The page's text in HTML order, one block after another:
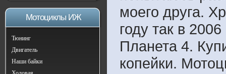
Мотоциклы ИЖ
Тюнинг
Двигатель
Наши байки
моего друга.
году так в
Планета 4.
копейки.